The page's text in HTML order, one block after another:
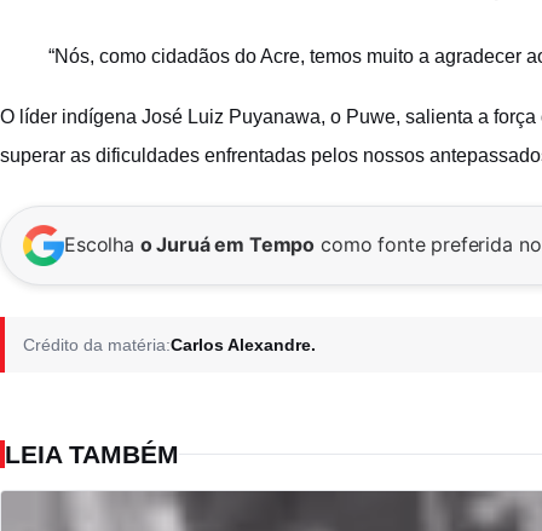
“Nós, como cidadãos do Acre, temos muito a agradecer
O líder indígena José Luiz Puyanawa, o Puwe, salienta a
superar as dificuldades enfrentadas pelos nossos
Escolha o Juruá em Tempo como fonte preferida
Crédito da matéria:Carlos Alexandre.
LEIA TAMBÉM